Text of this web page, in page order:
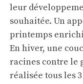
leur
souhaitée. Un
printemps
En hiver, une
racines contre le
réalisée tous les